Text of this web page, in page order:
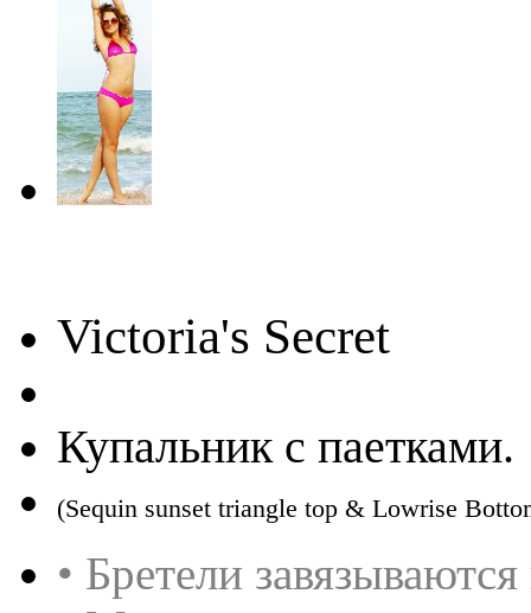
Victoria's Secret
Купальник с паетками.
(Sequin sunset triangle top & Lowrise
• Бретели